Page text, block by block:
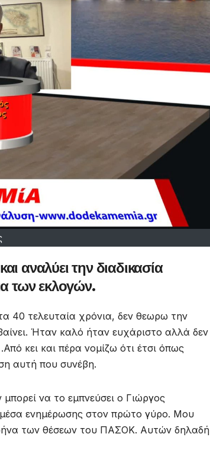
αναλύει την διαδικασία
των εκλογών.
40 τελευταία χρόνια, δεν θεωρω την
Ήταν καλό ήταν ευχάριστο αλλά δεν
κει και πέρα νομίζω ότι έτσι όπως
αυτή που συνέβη.
να το εμπνεύσει ο Γιώργος
ενημέρωσης στον πρώτο γύρο. Μου
των θέσεων του ΠΑΣΟΚ. Αυτών δηλαδή